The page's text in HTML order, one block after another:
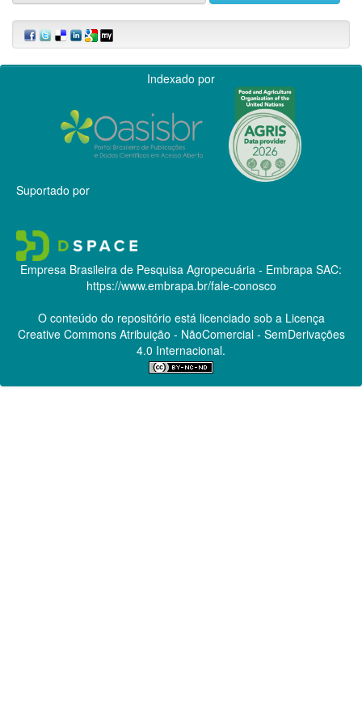
Indexado por
Suportado por
Empresa Brasileira de Pesquisa Agropecuária - Embrapa SAC:
https://www.embrapa.br/fale-conosco
O conteúdo do repositório está licenciado sob a Licença
Creative CommonsAtribuição - NãoComercial - SemDerivações
4.0 Internacional.